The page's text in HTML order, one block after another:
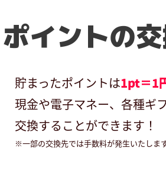
ポイントの
貯まったポイントは1pt＝1
現金や電子マネー、各種ギ
交換することができます！
※一部の交換先では手数料が発生いたしま